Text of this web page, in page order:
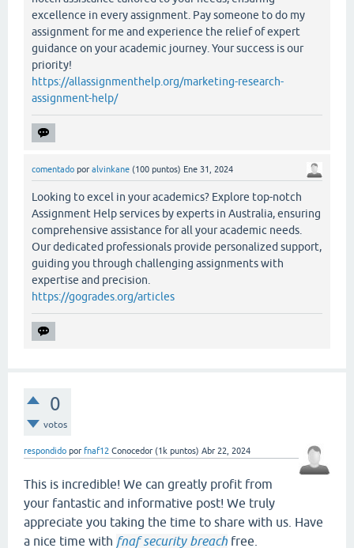
excellence in every assignment. Pay someone to do my
assignment for me and experience the relief of expert
guidance on your academic journey. Your success is our
priority!
https://allassignmenthelp.org/marketing-research-
assignment-help/
comentado por alvinkane (100 puntos) Ene 31, 2024
Looking to excel in your academics? Explore top-notch
Assignment Help services by experts in Australia, ensuring
comprehensive assistance for all your academic needs.
Our dedicated professionals provide personalized support,
guiding you through challenging assignments with
expertise and precision.
https://gogrades.org/articles
0
votos
respondido por fnaf12 Conocedor (1k puntos) Abr 22, 2024
This is incredible! We can greatly profit from
your fantastic and informative post! We truly
appreciate you taking the time to share with us. Have
a nice time with fnaf security breach free.